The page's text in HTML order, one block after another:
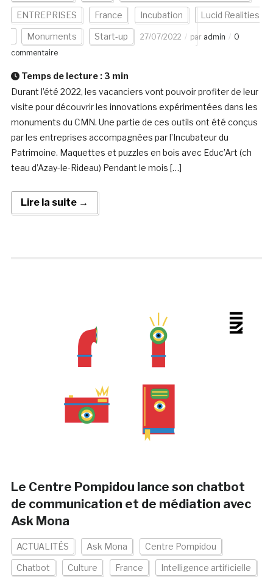
ENTREPRISES France Incubation Lucid Realities
Monuments Start-up 27/07/2022 par admin
0
commentaire
Temps de lecture : 3 min
Durant l’été 2022, les vacanciers vont pouvoir profiter de leur
visite pour découvrir les innovations expérimentées dans les
monuments du CMN. Une partie de ces outils ont été conçus
par les entreprises accompagnées par l’Incubateur du
Patrimoine. Maquettes et puzzles en bois avec Educ’Art (ch
teau d’Azay-le-Rideau) Pendant le mois […]
Lire la suite →
Le Centre Pompidou lance son chatbot
de communication et de médiation avec
Ask Mona
ACTUALITÉS Ask Mona Centre Pompidou
Chatbot Culture France Intelligence artificielle